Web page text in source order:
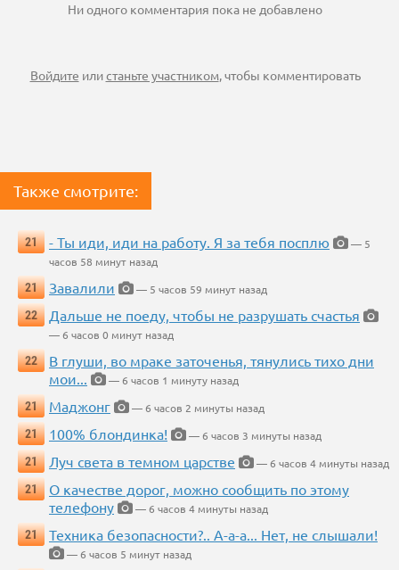
Ни одного комментария пока не добавлено
Войдите илистаньте участником, чтобы комментировать
Также смотрите:
21 - Ты иди, иди на работу. Я за тебя посплю
— 5
часов 58 минут назад
21
Завалили
— 5 часов 59 минут назад
22
Дальше не поеду, чтобы не разрушать счастья
— 6 часов 0 минут назад
22
В глуши, во мраке заточенья, тянулись тихо дни
мои...
— 6 часов 1 минуту назад
21
Маджонг
— 6 часов 2 минуты назад
21
100% блондинка!
— 6 часов 3 минуты назад
21
Луч света в темном царстве
— 6 часов 4 минуты назад
21
О качестве дорог, можно сообщить по этому
телефону
— 6 часов 4 минуты назад
21
Техника безопасности?.. А-а-а... Нет, не слышали!
— 6 часов 5 минут назад